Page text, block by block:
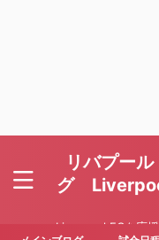
リバプー
グ
Liverpool FCを応